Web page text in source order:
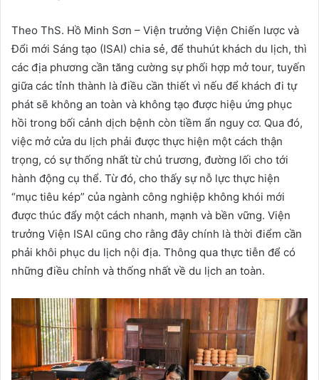
Theo ThS. Hồ Minh Sơn – Viện trưởng Viện Chiến lược và
Đổi mới Sáng tạo (ISAI) chia sẻ, để thuhút khách du lịch, thì
các địa phương cần tăng cường sự phối hợp mở tour, tuyến
giữa các tỉnh thành là điều cần thiết vì nếu để khách đi tự
phát sẽ không an toàn và không tạo được hiệu ứng phục
hồi trong bối cảnh dịch bệnh còn tiềm ẩn nguy cơ. Qua đó,
việc mở cửa du lịch phải được thực hiện một cách thận
trọng, có sự thống nhất từ chủ trương, đường lối cho tới
hành động cụ thể. Từ đó, cho thấy sự nỗ lực thực hiện
“mục tiêu kép” của ngành công nghiệp không khói mới
được thúc đẩy một cách nhanh, mạnh và bền vững. Viện
trưởng Viện ISAI cũng cho rằng đây chính là thời điểm cần
phải khôi phục du lịch nội địa. Thông qua thực tiễn để có
những điều chỉnh và thống nhất về du lịch an toàn.